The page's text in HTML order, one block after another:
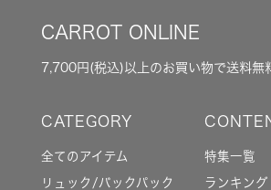
CARROT ONLINE
7,700円(税込)以上のお買い物で送料無
全てのアイテム
リュック/バックパック
特集一覧
ランキング